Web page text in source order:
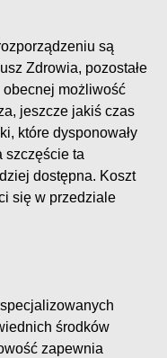
są
Zdrowia, pozostałe
obecnej możliwość
jeszcze jakiś czas
które dysponowały
szczęście ta
dostępna. Koszt
się w przedziale
środków
zapewnia